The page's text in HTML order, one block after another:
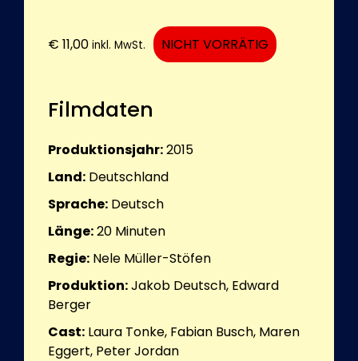
€ 11,00 inkl. MwSt. NICHT VORRÄTIG
Filmdaten
Produktionsjahr:2015
Land: Deutschland
Sprache: Deutsch
Länge:20 Minuten
Regie: Nele Müller-Stöfen
Produktion:Jakob Deutsch, Edward
Berger
Cast: Laura Tonke, Fabian Busch, Maren
Eggert, Peter Jordan